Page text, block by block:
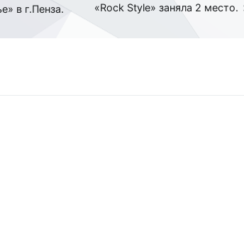
в г.Пенза.
«Rock Style» заняла 2 место.